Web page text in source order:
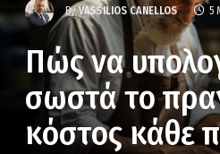
By VASSILIOS CANELLOS 5
Πώς να
σωστά το
κόστος κάθε